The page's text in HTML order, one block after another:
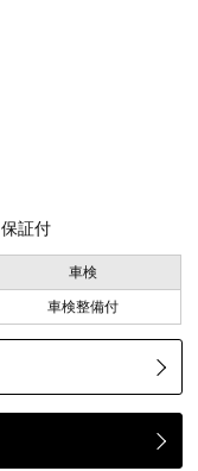
保証付
車検
車検整備付